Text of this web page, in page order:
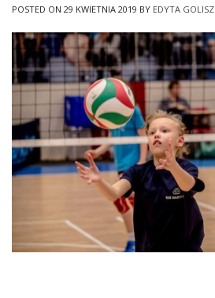
POSTED ON 29 KWIETNIA 2019 BY EDYTA GOLISZ